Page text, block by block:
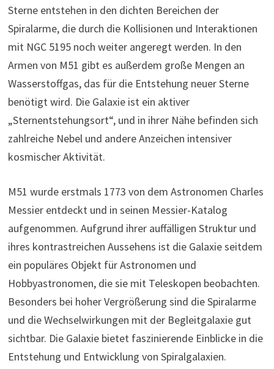
Sterne entstehen in den dichten Bereichen der
Spiralarme, die durch die Kollisionen und Interaktionen
mit NGC 5195 noch weiter angeregt werden. In den
Armen von M51 gibt es außerdem große Mengen an
Wasserstoffgas, das für die Entstehung neuer Sterne
benötigt wird. Die Galaxie ist ein aktiver
„Sternentstehungsort“, und in ihrer Nähe befinden sich
zahlreiche Nebel und andere Anzeichen intensiver
kosmischer Aktivität.
M51 wurde erstmals 1773 von dem Astronomen Charles
Messier entdeckt und in seinen Messier-Katalog
aufgenommen. Aufgrund ihrer auffälligen Struktur und
ihres kontrastreichen Aussehens ist die Galaxie seitdem
ein populäres Objekt für Astronomen und
Hobbyastronomen, die sie mit Teleskopen beobachten.
Besonders bei hoher Vergrößerung sind die Spiralarme
und die Wechselwirkungen mit der Begleitgalaxie gut
sichtbar. Die Galaxie bietet faszinierende Einblicke in die
Entstehung und Entwicklung von Spiralgalaxien.